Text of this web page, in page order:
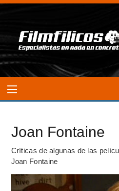
Joan Fontaine
Críticas de algunas de las
Joan Fontaine